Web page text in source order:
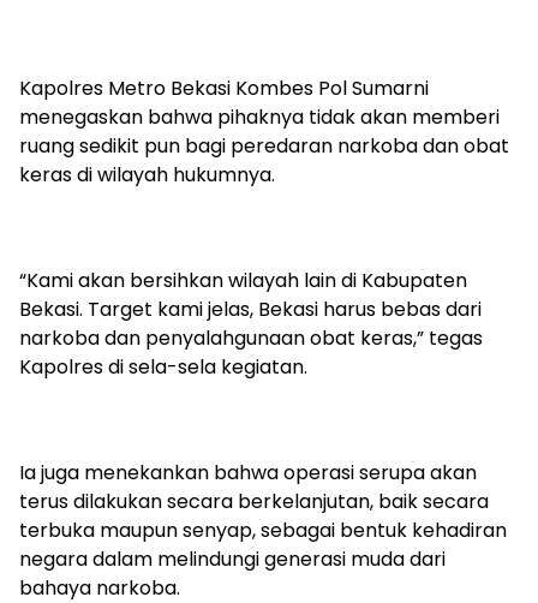
Kapolres Metro Bekasi Kombes Pol Sumarni
menegaskan bahwa pihaknya tidak akan memberi
ruang sedikit pun bagi peredaran narkoba dan obat
keras di wilayah hukumnya.
“Kami akan bersihkan wilayah lain di Kabupaten
Bekasi. Target kami jelas, Bekasi harus bebas dari
narkoba dan penyalahgunaan obat keras,” tegas
Kapolres di sela-sela kegiatan.
Ia juga menekankan bahwa operasi serupa akan
terus dilakukan secara berkelanjutan, baik secara
terbuka maupun senyap, sebagai bentuk kehadiran
negara dalam melindungi generasi muda dari
bahaya narkoba.